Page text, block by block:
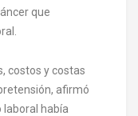
que
costos y costas
afirmó
laboral había